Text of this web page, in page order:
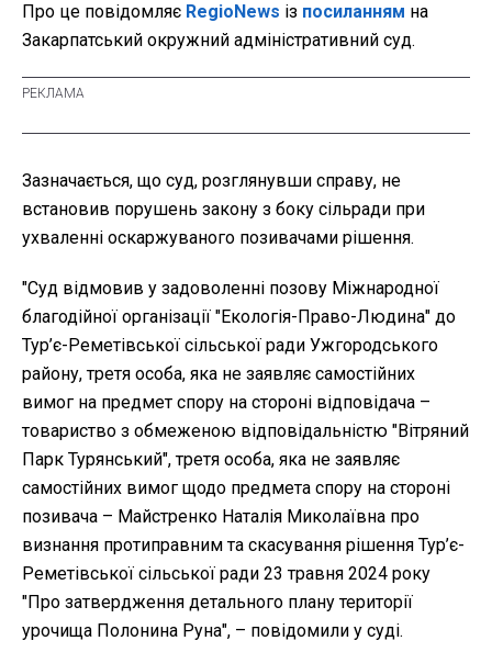
Про це повідомляє RegioNews із посиланням на
Закарпатський окружний адміністративний суд.
Зазначається, що суд, розглянувши справу, не
встановив порушень закону з боку сільради при
ухваленні оскаржуваного позивачами рішення.
"Суд відмовив у задоволенні позову Міжнародної
благодійної організації "Екологія-Право-Людина" до
Тур’є-Реметівської сільської ради Ужгородського
району, третя особа, яка не заявляє самостійних
вимог на предмет спору на стороні відповідача –
товариство з обмеженою відповідальністю "Вітряний
Парк Турянський", третя особа, яка не заявляє
самостійних вимог щодо предмета спору на стороні
позивача – Майстренко Наталія Миколаївна про
визнання протиправним та скасування рішення Тур’є-
Реметівської сільської ради 23 травня 2024 року
"Про затвердження детального плану території
урочища Полонина Руна", – повідомили у суді.